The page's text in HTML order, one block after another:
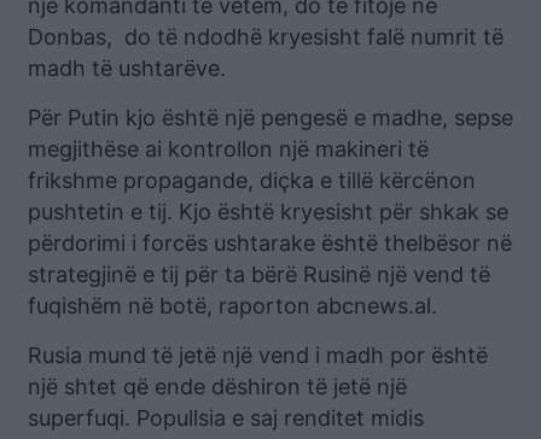
Donbas, do të ndodhë kryesisht falë numrit të
madh të ushtarëve.
Për Putin kjo është një pengesë e madhe, sepse
megjithëse ai kontrollon një makineri të
frikshme propagande, diçka e tillë kërcënon
pushtetin e tij. Kjo është kryesisht për shkak se
përdorimi i forcës ushtarake është thelbësor në
strategjinë e tij për ta bërë Rusinë një vend të
fuqishëm në botë, raporton abcnews.al.
Rusia mund të jetë një vend i madh por është
një shtet që ende dëshiron të jetë një
superfuqi. Popullsia e saj renditet midis